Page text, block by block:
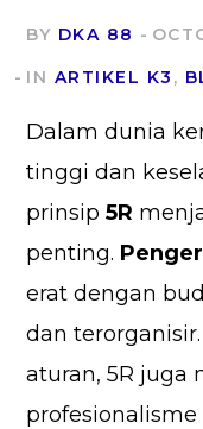
BY DKA 88
IN ARTIKEL K3 ,
Dalam dunia
tinggi dan
prinsip5R
penting.
erat dengan
dan
aturan, 5R juga